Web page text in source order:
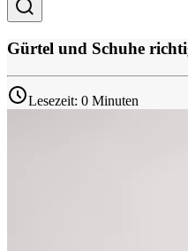
Gürtel und Schuhe
Lesezeit: 0 Minuten